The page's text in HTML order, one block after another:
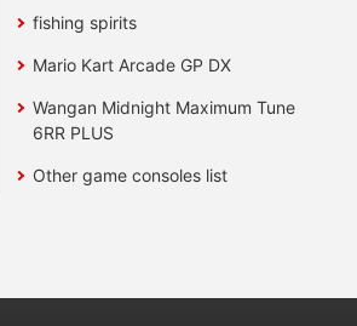
fishing spirits
Mario Kart Arcade GP DX
Wangan Midnight Maximum Tune
6RR PLUS
Other game consoles list